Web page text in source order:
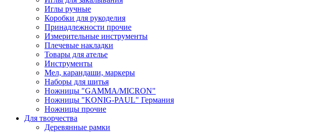
Иглы ручные
Коробки для рукоделия
Принадлежности прочие
Измерительные инструменты
Плечевые накладки
Товары для ателье
Инструменты
Мел, карандаши, маркеры
Наборы для шитья
Ножницы "GAMMA/MICRON"
Ножницы "KONIG-PAUL" Германия
Ножницы прочие
Для творчества
Деревянные рамки